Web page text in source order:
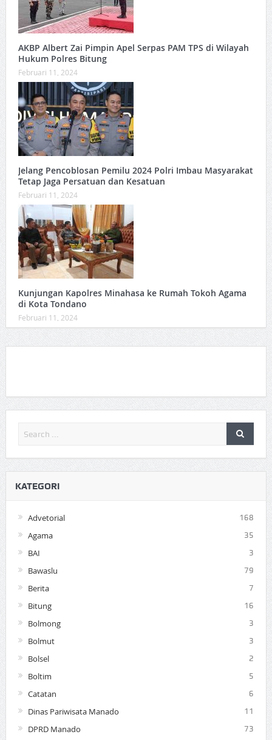
AKBP Albert Zai Pimpin Apel Serpas PAM TPS di Wilayah
Hukum Polres Bitung
Februari 11, 2024
Jelang Pencoblosan Pemilu 2024 Polri Imbau Masyarakat
Tetap Jaga Persatuan dan Kesatuan
Februari 11, 2024
Kunjungan Kapolres Minahasa ke Rumah Tokoh Agama
di Kota Tondano
Februari 11, 2024
KATEGORI
Advetorial 168
Agama 35
BAI 3
Bawaslu 79
Berita 7
Bitung 16
Bolmong 3
Bolmut 3
Bolsel 2
Boltim 5
Catatan 6
Dinas Pariwisata Manado 11
DPRD Manado 73